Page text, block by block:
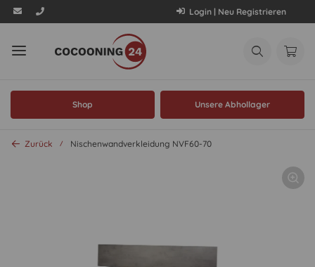
Login | Neu Registrieren
Shop Unsere Abhollager
Zurück Nischenwandverkleidung NVF60-70